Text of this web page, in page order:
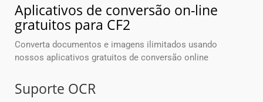
Aplicativos de conversão on-line
gratuitos para CF2
Converta documentos e imagens ilimitados usando
nossos aplicativos gratuitos de conversão online
Suporte OCR